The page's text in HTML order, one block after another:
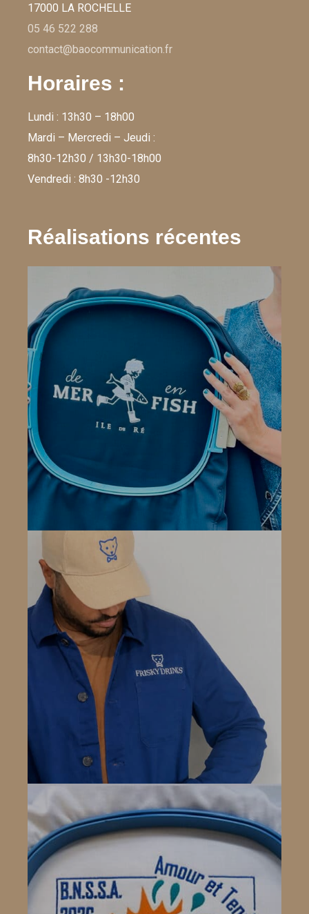
17000 LA ROCHELLE
05 46 522 288
contact@baocommunication.fr
Horaires :
Lundi : 13h30 – 18h00
Mardi – Mercredi – Jeudi :
8h30-12h30 / 13h30-18h00
Vendredi : 8h30 -12h30
Réalisations récentes